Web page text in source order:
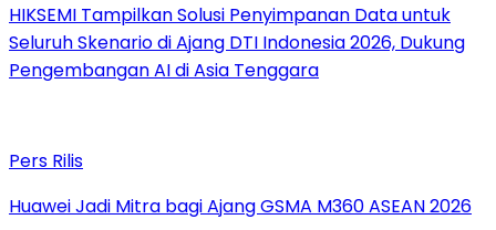
HIKSEMI Tampilkan Solusi Penyimpanan Data untuk
Seluruh Skenario di Ajang DTI Indonesia 2026, Dukung
Pengembangan AI di Asia Tenggara
Pers Rilis
Huawei Jadi Mitra bagi Ajang GSMA M360 ASEAN 2026